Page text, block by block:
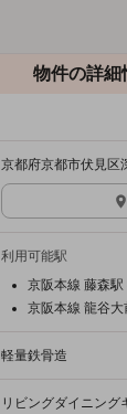
物件の詳細
京都府京都市伏見区
利用可能駅
京阪本線 藤森
京阪本線 龍谷
軽量鉄骨造
リビングダイニン